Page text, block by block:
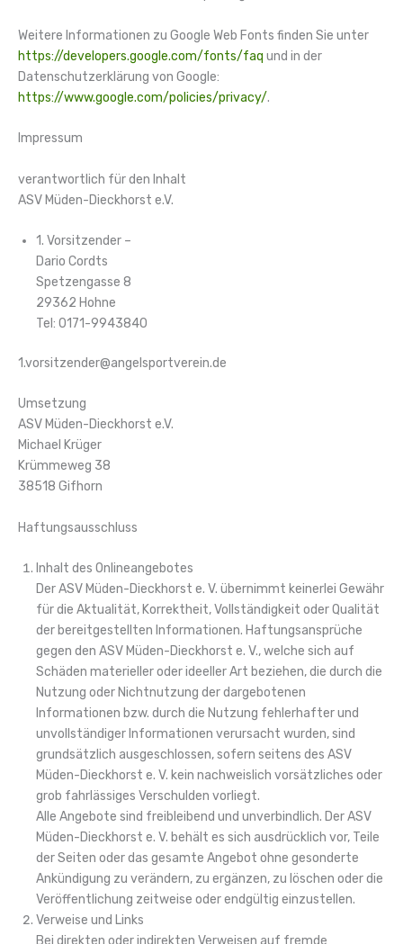
Weitere Informationen zu Google Web Fonts finden Sie unter
https://developers.google.com/fonts/faq und in der
Datenschutzerklärung von Google:
https://www.google.com/policies/privacy/.
Impressum
verantwortlich für den Inhalt
ASV Müden-Dieckhorst e.V.
1. Vorsitzender –
Dario Cordts
Spetzengasse 8
29362 Hohne
Tel: 0171-9943840
1.vorsitzender@angelsportverein.de
Umsetzung
ASV Müden-Dieckhorst e.V.
Michael Krüger
Krümmeweg 38
38518 Gifhorn
Haftungsausschluss
Inhalt des Onlineangebotes
Der ASV Müden-Dieckhorst e. V. übernimmt keinerlei Gewähr
für die Aktualität, Korrektheit, Vollständigkeit oder Qualität
der bereitgestellten Informationen. Haftungsansprüche
gegen den ASV Müden-Dieckhorst e. V., welche sich auf
Schäden materieller oder ideeller Art beziehen, die durch die
Nutzung oder Nichtnutzung der dargebotenen
Informationen bzw. durch die Nutzung fehlerhafter und
unvollständiger Informationen verursacht wurden, sind
grundsätzlich ausgeschlossen, sofern seitens des ASV
Müden-Dieckhorst e. V. kein nachweislich vorsätzliches oder
grob fahrlässiges Verschulden vorliegt.
Alle Angebote sind freibleibend und unverbindlich. Der ASV
Müden-Dieckhorst e. V. behält es sich ausdrücklich vor, Teile
der Seiten oder das gesamte Angebot ohne gesonderte
Ankündigung zu verändern, zu ergänzen, zu löschen oder die
Veröffentlichung zeitweise oder endgültig einzustellen.
Verweise und Links
Bei direkten oder indirekten Verweisen auf fremde